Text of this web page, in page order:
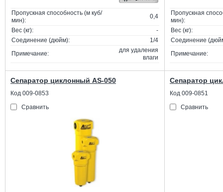
Пропускная способность (м куб/
мин):
0,4
Вес (кг):
-
Соединение (дюйм):
1/4
Примечание:
для удаления
влаги
Пропускная
мин):
Вес (кг):
Соединение
Примечание:
Сепаратор циклонный AS-050
Код 009-0853
Сравнить
Сепаратор
Код 009-0851
Сравнить